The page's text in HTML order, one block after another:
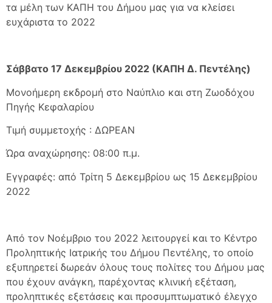
τα μέλη των ΚΑΠΗ του Δήμου μας για να κλείσει
ευχάριστα το 2022
Σάββατο 17 Δεκεμβρίου 2022 (ΚΑΠΗ Δ. Πεντέλης)
Μονοήμερη εκδρομή στο Ναύπλιο και στη Ζωοδόχου
Πηγής Κεφαλαρίου
Τιμή συμμετοχής : ΔΩΡΕΑΝ
Ώρα αναχώρησης: 08:00 π.μ.
Εγγραφές: από Τρίτη 5 Δεκεμβρίου ως 15 Δεκεμβρίου
2022
Από τον Νοέμβριο του 2022 λειτουργεί και το Κέντρο
Προληπτικής Ιατρικής του Δήμου Πεντέλης, το οποίο
εξυπηρετεί δωρεάν όλους τους πολίτες του Δήμου μας
που έχουν ανάγκη, παρέχοντας κλινική εξέταση,
προληπτικές εξετάσεις και προσυμπτωματικό έλεγχο